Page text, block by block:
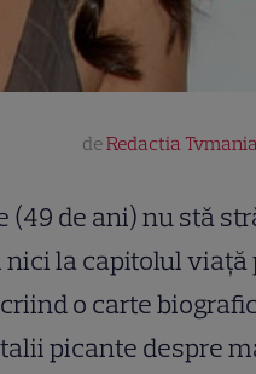
deRedactia Tvmania
(49 de ani) nu stă
la capitolul viaţă
o carte
picante despre